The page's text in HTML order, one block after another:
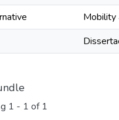
Mobility
1 - 1 of 1